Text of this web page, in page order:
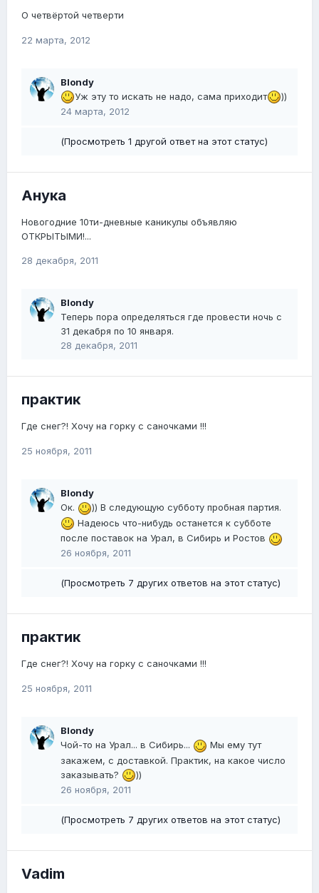
О четвёртой четверти
22 марта, 2012
Blondy
Уж эту то искать не надо, сама приходит
))
24 марта, 2012
(Просмотреть 1 другой ответ на этот статус)
Анука
Новогодние 10ти-дневные каникулы объявляю
ОТКРЫТЫМИ!...
28 декабря, 2011
Blondy
Теперь пора определяться где провести ночь с
31 декабря по 10 января.
28 декабря, 2011
практик
Где снег?! Хочу на горку с саночками !!!
25 ноября, 2011
Blondy
Ок.
)) В следующую субботу пробная партия.
Надеюсь что-нибудь останется к субботе
после поставок на Урал, в Сибирь и Ростов
26 ноября, 2011
(Просмотреть 7 других ответов на этот статус)
практик
Где снег?! Хочу на горку с саночками !!!
25 ноября, 2011
Blondy
Чой-то на Урал... в Сибирь...
Мы ему тут
закажем, с доставкой. Практик, на какое число
заказывать?
))
26 ноября, 2011
(Просмотреть 7 других ответов на этот статус)
Vadim